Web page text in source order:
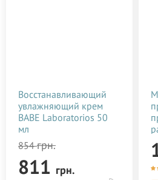
Восстанавливающий
увлажняющий крем
BABE Laboratorios 50
мл
854грн.
811 грн.